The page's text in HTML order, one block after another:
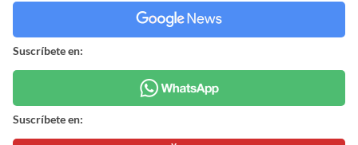
Suscríbete en:
Suscríbete en: